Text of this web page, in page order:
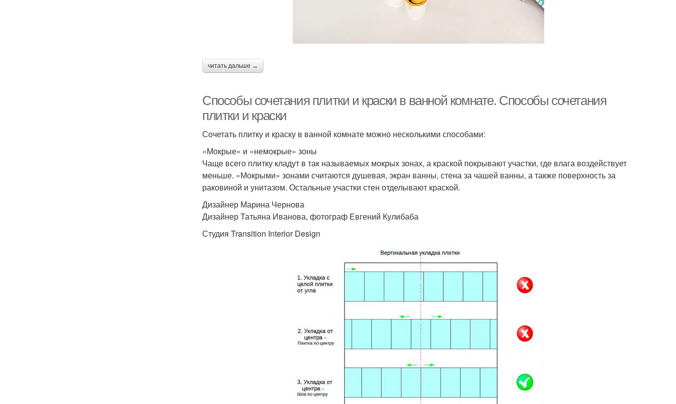
читать дальше →
Способы сочетания плитки и краски в ванной комнате. Способы сочетания
плитки и краски
Сочетать плитку и краску в ванной комнате можно несколькими способами:
«Мокрые» и «немокрые» зоны
Чаще всего плитку кладут в так называемых мокрых зонах, а краской покрывают участки, где влага воздействует
меньше. «Мокрыми» зонами считаются душевая, экран ванны, стена за чашей ванны, а также поверхность за
раковиной и унитазом. Остальные участки стен отделывают краской.
Дизайнер Марина Чернова
Дизайнер Татьяна Иванова, фотограф Евгений Кулибаба
Студия Transition Interior Design